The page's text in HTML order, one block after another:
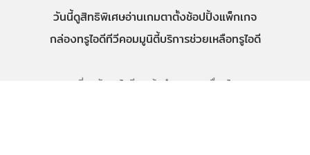
วันนี้ดูสิทธิพิเศษอ่านเกมตาตั้งช้อปปิ้งแพ็กเกจ
กล่องทรูไอดีทีวีคอมมูนิตี้บริการช่วยเหลือทรูไอดี
เกี่ยวกับทรูไอดี
ข้อกำหนดและเงื่อนไข